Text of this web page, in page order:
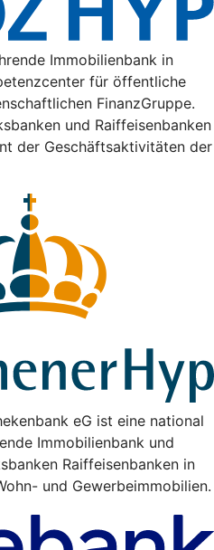
Immobilienbank in
für öffentliche
FinanzGruppe.
und Raiffeisenbanken
der Geschäftsaktivitäten der
eG ist eine national
Immobilienbank und
Raiffeisenbanken in
und Gewerbeimmobilien.